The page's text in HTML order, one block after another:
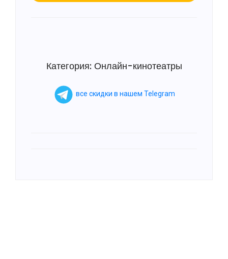
Категория: Онлайн-кинотеатры
все скидки в нашем Telegram